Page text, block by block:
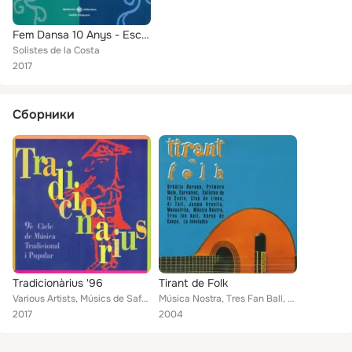
Fem Dansa 10 Anys - Escoltem, Ballem i Improvisem
Solistes de la Costa
2017
Сборники
Tradicionàrius '96
Various Artists, Músics de Safeu, Rah-Mon Roma, Els Ministril del Rosselló, Capità Catalunya, Sac i Tombo, Clau de Lluna, Lo Can...
2017
Tirant de Folk
Música Nostra, Tres Fan Ball, Xarop de Canya, La Inestable, Urbalia Rurana, Primera Nota, Carraixet, Solistes de la Costa, Clau ...
2004